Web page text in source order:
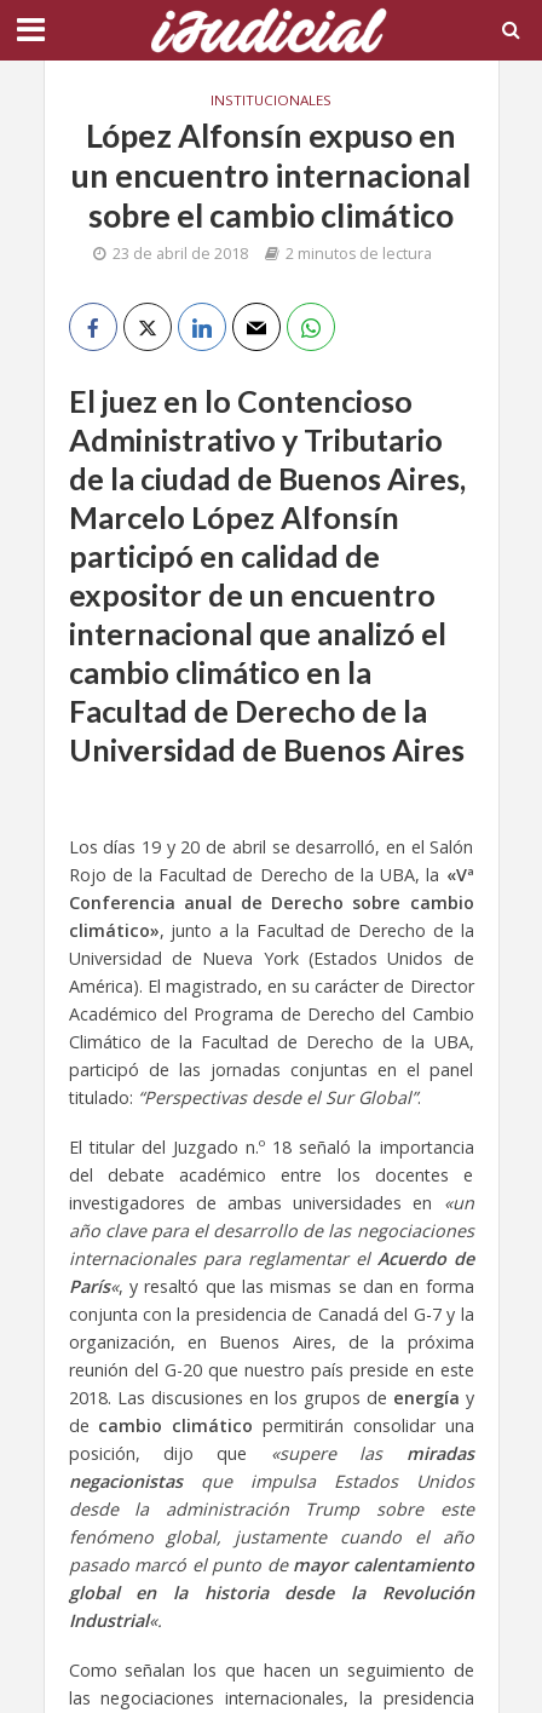
INSTITUCIONALES
López Alfonsín expuso en
un encuentro internacional
sobre el cambio climático
23 de abril de 2018 2 minutos de lectura
El juez en lo Contencioso
Administrativo y Tributario
de la ciudad de Buenos Aires,
Marcelo López Alfonsín
participó en calidad de
expositor de un encuentro
internacional que analizó el
cambio climático en la
Facultad de Derecho de la
Universidad de Buenos Aires
Los días 19 y 20 de abril se desarrolló, en el Salón
Rojo de la Facultad de Derecho de la UBA, la «Vª
Conferencia anual de Derecho sobre cambio
climático», junto a la Facultad de Derecho de la
Universidad de Nueva York (Estados Unidos de
América). El magistrado, en su carácter de Director
Académico del Programa de Derecho del Cambio
Climático de la Facultad de Derecho de la UBA,
participó de las jornadas conjuntas en el panel
titulado: “Perspectivas desde el Sur Global”.
El titular del Juzgado n.º 18 señaló la importancia
del debate académico entre los docentes e
investigadores de ambas universidades en «un
año clave para el desarrollo de las negociaciones
internacionales para reglamentar el Acuerdo de
París«, y resaltó que las mismas se dan en forma
conjunta con la presidencia de Canadá del G-7 y la
organización, en Buenos Aires, de la próxima
reunión del G-20 que nuestro país preside en este
2018. Las discusiones en los grupos de energía y
de cambio climático permitirán consolidar una
posición, dijo que «supere las miradas
negacionistasque impulsa Estados Unidos
desde la administración Trump sobre este
fenómeno global, justamente cuando el año
pasado marcó el punto de mayor calentamiento
global en la historia desde la Revolución
Industrial«.
Como señalan los que hacen un seguimiento de
las negociaciones internacionales, la presidencia